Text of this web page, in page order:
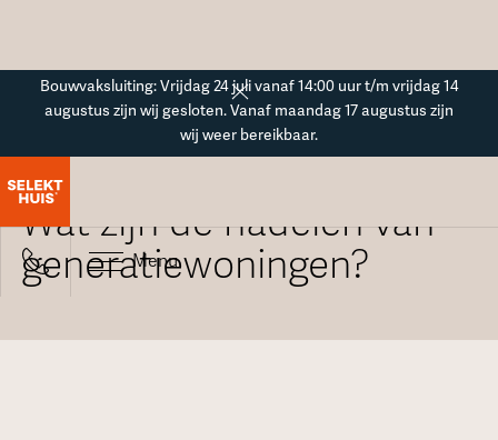
Bouwvaksluiting: Vrijdag 24 juli vanaf 14:00 uur t/m vrijdag 14
augustus zijn wij gesloten. Vanaf maandag 17 augustus zijn
wij weer bereikbaar.
Menu
Wat zijn de nadelen van
generatiewoningen?